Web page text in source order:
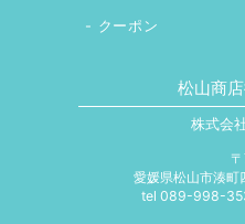
クーポン
松山商
株式会
愛媛県松山市湊町
tel 089-998-